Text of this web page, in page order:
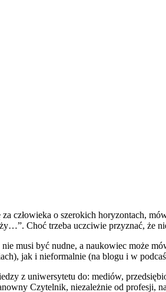
człowieka o szerokich horyzontach,
Choć trzeba uczciwie przyznać, że
nie musi być nudne, a naukowiec może
jak i nieformalnie (na blogu i w
z uniwersytetu do: mediów,
Czytelnik, niezależnie od profesji,